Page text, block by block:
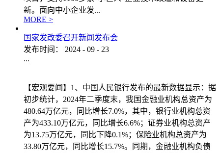
新。面向中小企业发...
MORE >
国家发改委召开新闻发布会
发布时间：
2024 - 09 - 23
...
【宏观要闻】1、中国人民银行发布的最新数据显示：据
初步统计，2024年二季度末，我国金融业机构总资产为
480.64万亿元，同比增长7.0%，其中，银行业机构总资
产为433.10万亿元，同比增长6.6%；证券业机构总资产
为13.75万亿元，同比下降0.1%；保险业机构总资产为
33.80万亿元，同比增长15.7%。同期，金融业机构负债